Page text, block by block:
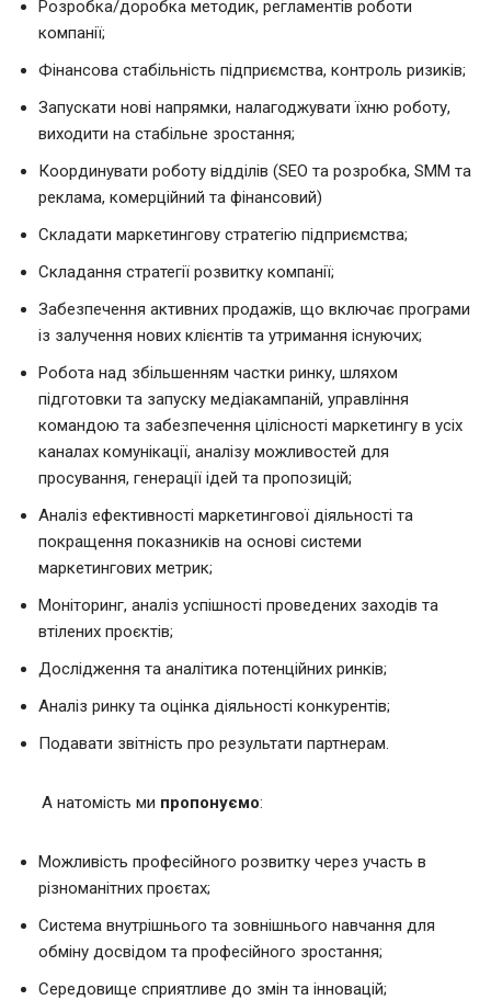
Розробка/доробка методик, регламентів роботи
компанії;
Фінансова стабільність підприємства, контроль ризиків;
Запускати нові напрямки, налагоджувати їхню роботу,
виходити на стабільне зростання;
Координувати роботу відділів (SEO та розробка, SMM та
реклама, комерційний та фінансовий)
Складати маркетингову стратегію підприємства;
Складання стратегії розвитку компанії;
Забезпечення активних продажів, що включає програми
із залучення нових клієнтів та утримання існуючих;
Робота над збільшенням частки ринку, шляхом
підготовки та запуску медіакампаній, управління
командою та забезпечення цілісності маркетингу в усіх
каналах комунікації, аналізу можливостей для
просування, генерації ідей та пропозицій;
Аналіз ефективності маркетингової діяльності та
покращення показників на основі системи
маркетингових метрик;
Моніторинг, аналіз успішності проведених заходів та
втілених проєктів;
Дослідження та аналітика потенційних ринків;
Аналіз ринку та оцінка діяльності конкурентів;
Подавати звітність про результати партнерам.
А натомість ми пропонуємо:
Можливість професійного розвитку через участь в
різноманітних проєтах;
Система внутрішнього та зовнішнього навчання для
обміну досвідом та професійного зростання;
Середовище сприятливе до змін та інновацій;